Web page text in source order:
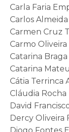
Carla Faria
Carlos
Carmen Cruz
Carmo
Catarina
Catarina
Cátia Terrinca
Cláudia Rocha
David
Dercy Oliveira